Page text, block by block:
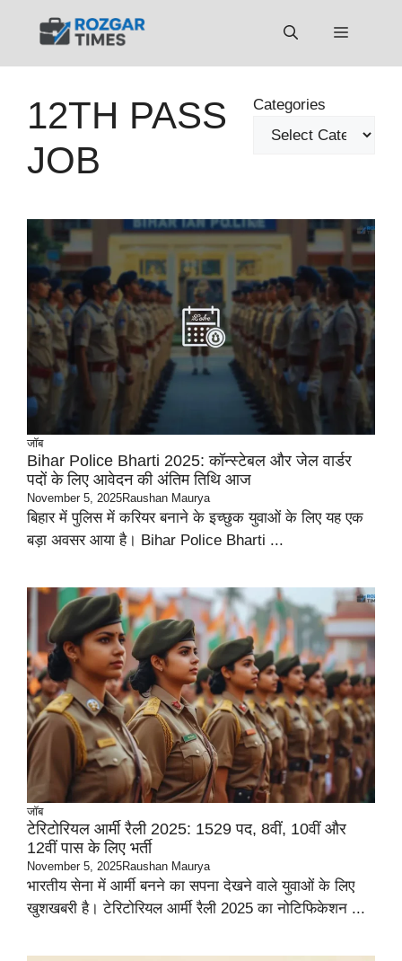
Menu
12TH PASS
JOB
Categories
जॉब
Bihar Police Bharti 2025: कॉन्स्टेबल और जेल वार्डर
पदों के लिए आवेदन की अंतिम तिथि आज
November 5, 2025Raushan Maurya
बिहार में पुलिस में करियर बनाने के इच्छुक युवाओं के लिए यह एक
बड़ा अवसर आया है। Bihar Police Bharti ...
जॉब
टेरिटोरियल आर्मी रैली 2025: 1529 पद, 8वीं, 10वीं और
12वीं पास के लिए भर्ती
November 5, 2025Raushan Maurya
भारतीय सेना में आर्मी बनने का सपना देखने वाले युवाओं के लिए
खुशखबरी है। टेरिटोरियल आर्मी रैली 2025 का नोटिफिकेशन ...